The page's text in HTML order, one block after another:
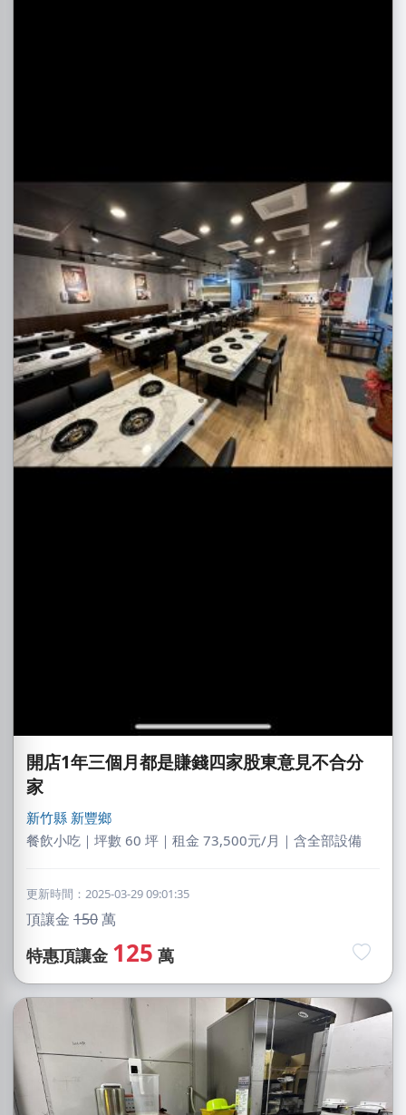
開店1年三個月都是賺錢四家股東意見不合分
家
新竹縣 新豐鄉
餐飲小吃｜坪數 60 坪｜租金 73,500元/月｜含全部設備
更新時間：2025-03-29 09:01:35
頂讓金 150萬
特惠頂讓金 125 萬